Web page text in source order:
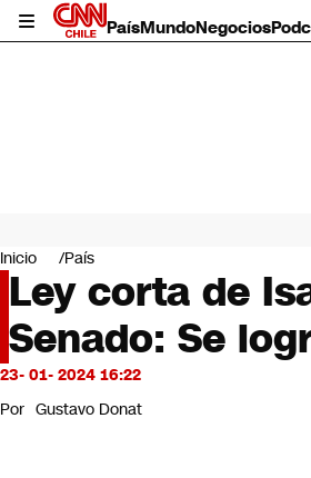
PaísMundoNegocios
Mundo
Negocios
Deportes
Programas completos
Cultura
Servicios
Bits
CNN Data
Inicio País
Ley corta de
Senado: Se
23- 01- 2024 16:22
Por Gustavo Donat